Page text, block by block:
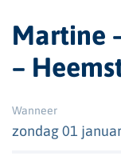
Martine
–
Wanneer
zondag 01